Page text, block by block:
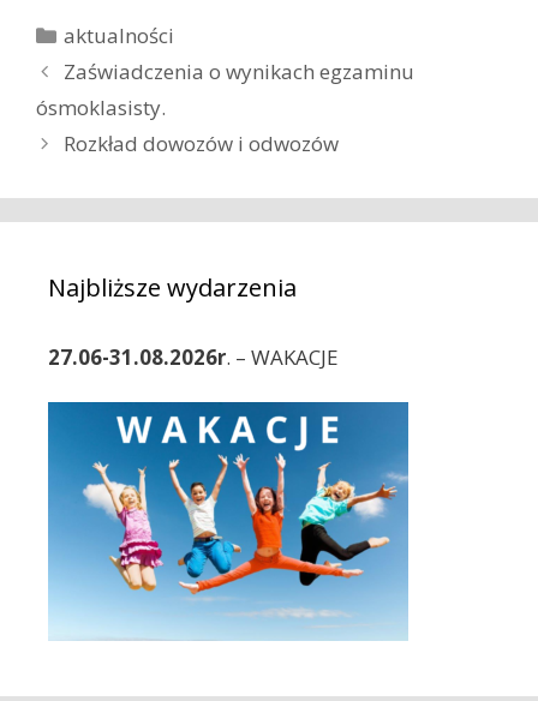
K
a
e
g
aktualności
Z
o
z
Zaświadczenia o wynikach egzaminu
ósmoklasisty.
Rozkład dowozów i odwozów
Najbliższe wydarzenia
27.06-31.08.2026r. – WAKACJE